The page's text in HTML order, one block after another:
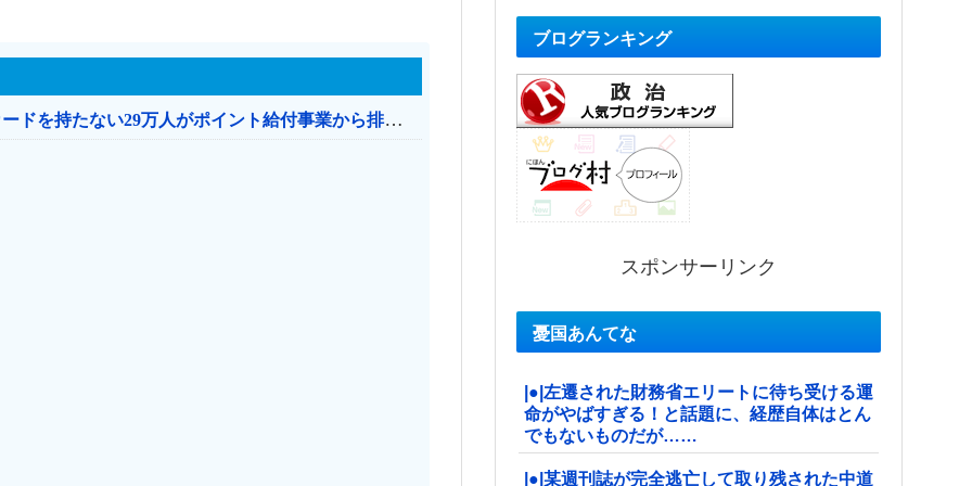
共産党「これは酷い…京都市でマイナンバーカードを持たない29万人がポイント給付事業から排除された」
ブログランキング
スポンサーリンク
憂国あんてな
|●|左遷された財務省エリートに待ち受ける運
命がやばすぎる！と話題に、経歴自体はとん
でもないものだが……
|●|某週刊誌が完全逃亡して取り残された中道